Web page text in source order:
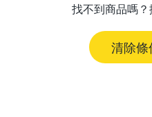
找不到商品嗎？
清除